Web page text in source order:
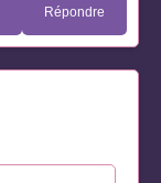
Répondre